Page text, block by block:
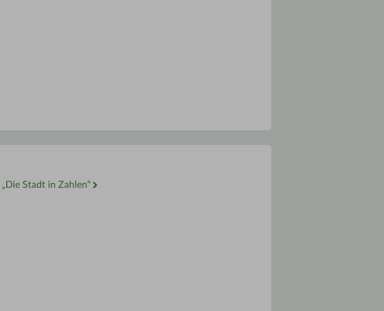
„Die Stadt in Zahlen“